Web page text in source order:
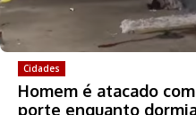
Cidades
Homem é atacado
porte enquanto